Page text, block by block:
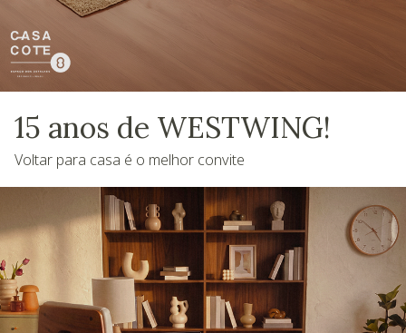
15 anos de WESTWING!
Voltar para casa é o melhor convite